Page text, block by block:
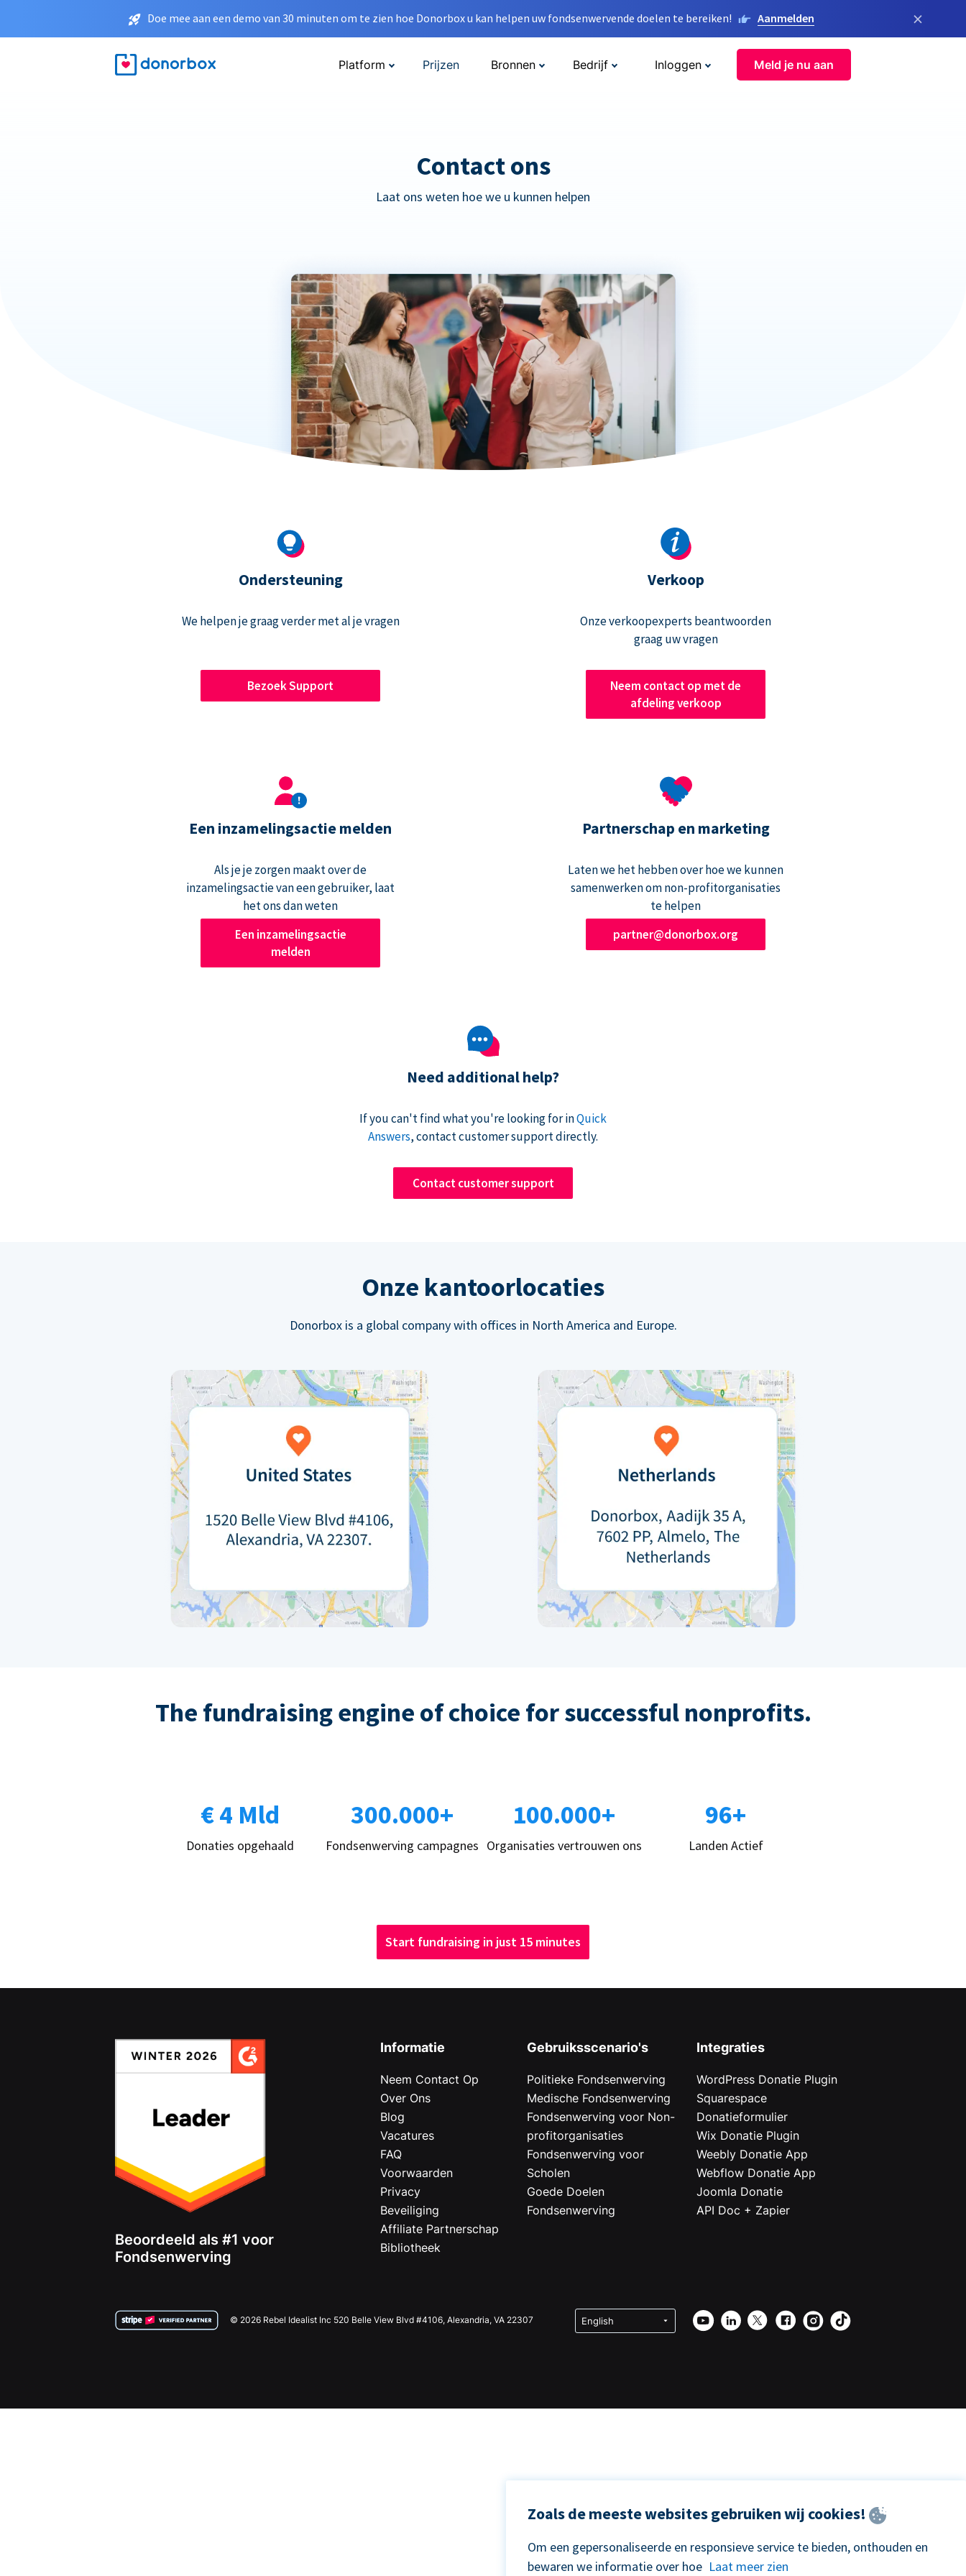
Doe mee aan een demo van 30 minuten om te zien hoe Donorbox u kan helpen uw fondsenwervende doelen te bereiken! Aanmelden ×
Platform Prijzen Bronnen Bedrijf Inloggen Meld je nu aan
Contact ons
Laat ons weten hoe we u kunnen helpen
Ondersteuning
We helpen je graag verder met al je vragen
Bezoek Support
Verkoop
Onze verkoopexperts beantwoorden
graag uw vragen
Neem contact op met de
afdeling verkoop
Een inzamelingsactie melden
Als je je zorgen maakt over de
inzamelingsactie van een gebruiker, laat
het ons dan weten
Een inzamelingsactie
melden
Partnerschap en marketing
Laten we het hebben over hoe we kunnen
samenwerken om non-profitorganisaties
te helpen
partner@donorbox.org
Need additional help?
If you can't find what you're looking for inQuick
Answers, contact customer support directly.
Contact customer support
Onze kantoorlocaties
Donorbox is a global company with offices in North America and Europe.
The fundraising engine of choice for successful nonprofits.
€ 4 Mld
Donaties opgehaald
300.000+
Fondsenwerving campagnes
100.000+
Organisaties vertrouwen ons
96+
Landen Actief
Start fundraising in just 15 minutes
Beoordeeld als #1 voor
Fondsenwerving
Informatie
Neem Contact Op
Over Ons
Blog
Vacatures
FAQ
Voorwaarden
Privacy
Beveiliging
Affiliate Partnerschap
Bibliotheek
Gebruiksscenario's
Politieke Fondsenwerving
Medische Fondsenwerving
Fondsenwerving voor Non-
profitorganisaties
Fondsenwerving voor
Scholen
Goede Doelen
Fondsenwerving
Integraties
WordPress Donatie Plugin
Squarespace
Donatieformulier
Wix Donatie Plugin
Weebly Donatie App
Webflow Donatie App
Joomla Donatie
API Doc + Zapier
© 2026 Rebel Idealist Inc 520 Belle View Blvd #4106, Alexandria, VA 22307
Zoals de meeste websites gebruiken wij cookies!
Om een gepersonaliseerde en responsieve service te bieden, onthouden en
bewaren we informatie over hoe Laat meer zien